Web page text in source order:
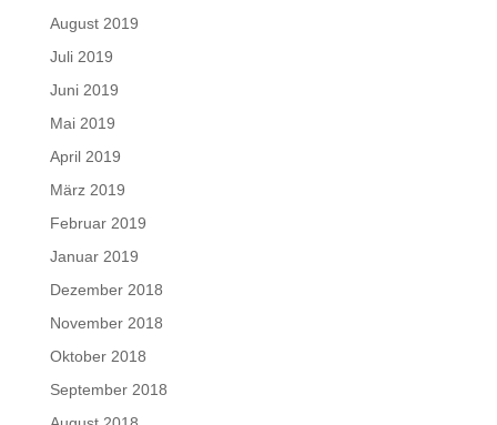
August 2019
Juli 2019
Juni 2019
Mai 2019
April 2019
März 2019
Februar 2019
Januar 2019
Dezember 2018
November 2018
Oktober 2018
September 2018